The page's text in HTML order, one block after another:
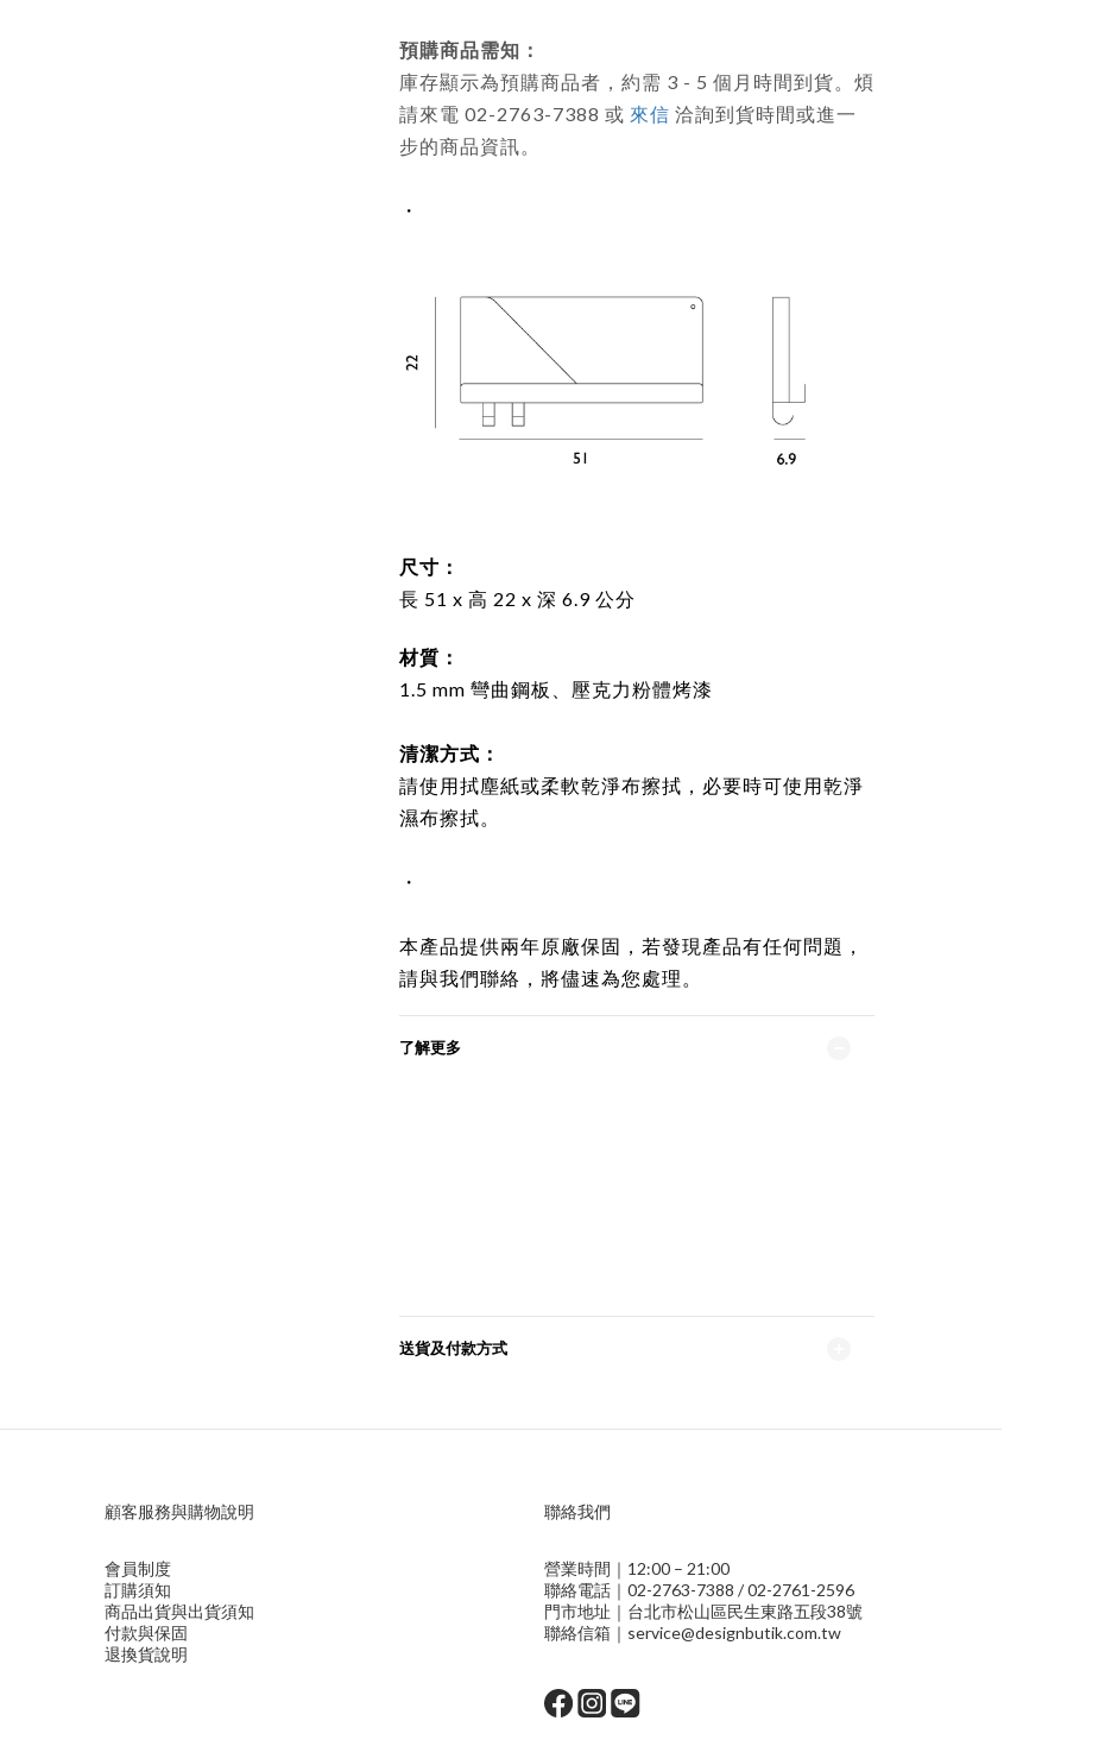
預購商品需知：
庫存顯示為預購商品者，約需 3 - 5 個月時間到貨。煩
請來電 02-2763-7388 或 來信 洽詢到貨時間或進一
步的商品資訊。
・
尺寸：
長 51 x 高 22 x 深 6.9 公分
材質：
1.5 mm 彎曲鋼板、 壓克力粉體烤漆
清潔方式：
請使用拭塵紙或柔軟乾淨布擦拭，必要時可使用乾淨
濕布擦拭。
・
本產品提供兩年原廠保固，若發現產品有任何問題，
請與我們聯絡，將儘速為您處理。
了解更多
送貨及付款方式
顧客服務與購物說明
會員制度
訂購須知
商品出貨與出貨須知
付款與保固
退換貨說明
聯絡我們
營業時間｜12:00 – 21:00
聯絡電話｜02-2763-7388 / 02-2761-2596
門市地址｜台北市松山區民生東路五段38號
聯絡信箱｜service@designbutik.com.tw